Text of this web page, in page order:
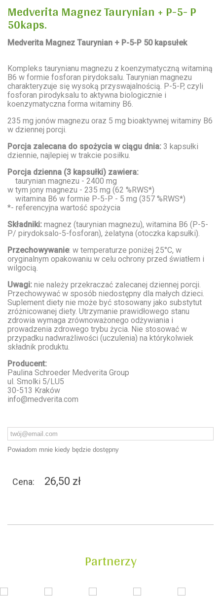
Medverita Magnez Taurynian + P-5- P
50kaps.
Medverita Magnez Taurynian + P-5-P 50 kapsułek
Kompleks taurynianu magnezu z koenzymatyczną witaminą
B6 w formie fosforan pirydoksalu. Taurynian magnezu
charakteryzuje się wysoką przyswajalnością. P-5-P, czyli
fosforan pirodyksalu to aktywna biologicznie i
koenzymatyczna forma witaminy B6.
235 mg jonów magnezu oraz 5 mg bioaktywnej witaminy B6
w dziennej porcji.
Porcja zalecana do spożycia w ciągu dnia: 3 kapsułki
dziennie, najlepiej w trakcie posiłku.
Porcja dzienna (3 kapsułki) zawiera:
taurynian magnezu - 2400 mg
w tym jony magnezu - 235 mg (62 %RWS*)
witamina B6 w formie P-5-P - 5 mg (357 %RWS*)
*- referencyjna wartość spożycia
Składniki: magnez (taurynian magnezu), witamina B6 (P-5-
P/ pirydoksalo-5-fosforan), żelatyna (otoczka kapsułki).
Przechowywanie: w temperaturze poniżej 25°C, w
oryginalnym opakowaniu w celu ochrony przed światłem i
wilgocią.
Uwagi: nie należy przekraczać zalecanej dziennej porcji.
Przechowywać w sposób niedostępny dla małych dzieci.
Suplement diety nie może być stosowany jako substytut
zróżnicowanej diety. Utrzymanie prawidłowego stanu
zdrowia wymaga zrównoważonego odżywiania i
prowadzenia zdrowego trybu życia. Nie stosować w
przypadku nadwrażliwości (uczulenia) na którykolwiek
składnik produktu.
Producent:
Paulina Schroeder Medverita Group
ul. Smolki 5/LU5
30-513 Kraków
info@medverita.com
Powiadom mnie kiedy będzie dostępny
Cena: 26,50 zł
Partnerzy